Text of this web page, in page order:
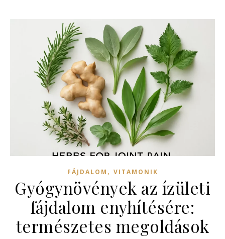
FÁJDALOM , VITAMONIK
Gyógynövények az ízületi
fájdalom enyhítésére:
természetes megoldások